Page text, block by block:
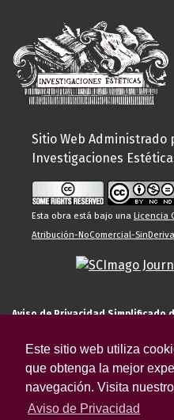
Este sitio web utiliza
que obtenga la mejor
navegación. Visita nuestro
Aviso de Privacidad
Sitio Web Administrado
Investigaciones
Esta obra está bajo una Licencia
Atribución-NoComercial-
Aviso de Privacidad
El Instituto de Investigaciones
tratamiento de sus datos
alumno, docente, personal de la
invitado externo (nacional o
anteriormente descritas u otras